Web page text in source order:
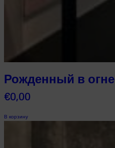
Рожденный в огне
€0,00
В корзину